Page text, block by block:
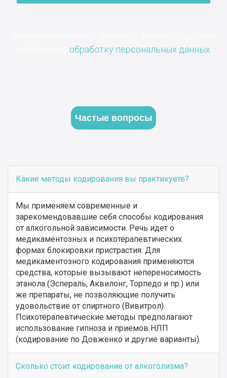
обработку персональных данных
Частые вопросы
Какие методы кодирования вы практикуете?
Мы применяем современные и
зарекомендовавшие себя способы кодирования
от алкогольной зависимости. Речь идет о
медикаментозных и психотерапевтических
формах блокировки пристрастия. Для
медикаментозного кодирования применяются
средства, которые вызывают непереносимость
этанола (Эспераль, Аквилонг, Торпедо и пр.) или
же препараты, не позволяющие получить
удовольствие от спиртного (Вивитрол).
Психотерапевтические методы предполагают
использование гипноза и приемов НЛП
(кодирование по Довженко и другие варианты).
Сколько стоит кодирование от алкоголизма?